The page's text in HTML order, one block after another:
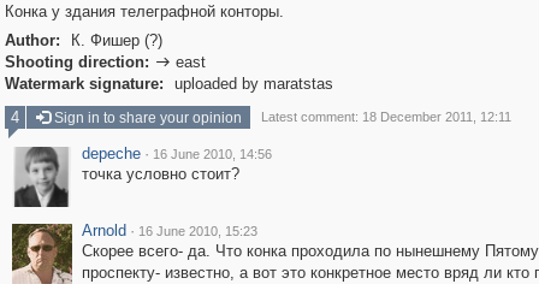
Конка у здания телеграфной конторы.
Author:
К. Фишер (?)
Shooting direction:  east
Watermark signature:
uploaded by maratstas
4
Sign in to share your opinion Latest comment: 18 December 2011, 12:11
depeche · 16 June 2010, 14:56
точка условно стоит?
Arnold · 16 June 2010, 15:23
Скорее всего- да. Что конка проходила по нынешнему Пятому
проспекту- известно, а вот это конкретное место вряд ли кто